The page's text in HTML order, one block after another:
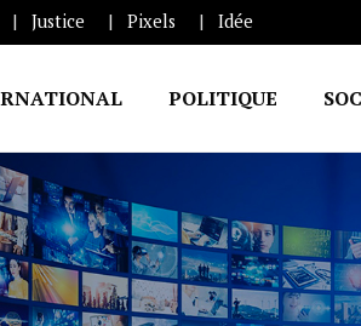
Justice Pixels Idée
POLITIQUE